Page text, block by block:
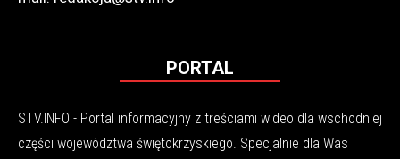
PORTAL
STV.INFO - Portal informacyjny z treściami wideo dla wschodniej
części województwa świętokrzyskiego. Specjalnie dla Was